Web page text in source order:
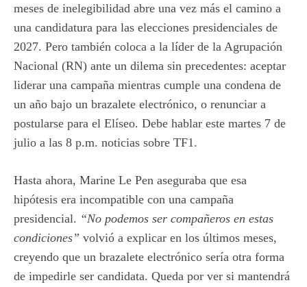
meses de inelegibilidad abre una vez más el camino a
una candidatura para las elecciones presidenciales de
2027. Pero también coloca a la líder de la Agrupación
Nacional (RN) ante un dilema sin precedentes: aceptar
liderar una campaña mientras cumple una condena de
un año bajo un brazalete electrónico, o renunciar a
postularse para el Elíseo. Debe hablar este martes 7 de
julio a las 8 p.m. noticias sobre TF1.
Hasta ahora, Marine Le Pen aseguraba que esa
hipótesis era incompatible con una campaña
presidencial. “No podemos ser compañeros en estas
condiciones” volvió a explicar en los últimos meses,
creyendo que un brazalete electrónico sería otra forma
de impedirle ser candidata. Queda por ver si mantendrá